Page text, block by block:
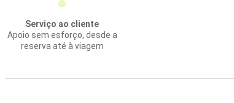
Serviço ao cliente
Apoio sem esforço, desde a
reserva até à viagem